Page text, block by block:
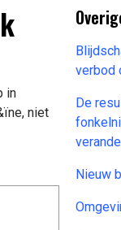
in
niet
verbod
De
Nieuw